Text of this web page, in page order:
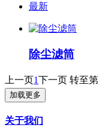
最新
除尘滤筒
上一页1下一页 转至第
加载更多
关于我们